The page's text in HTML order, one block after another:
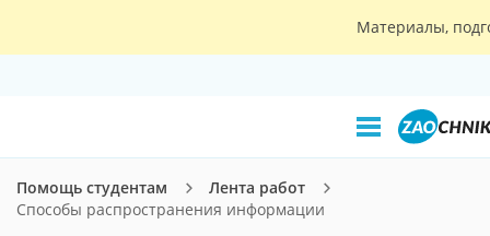
Материалы,
Помощь студентам
Лента работ
Способы распространения информации